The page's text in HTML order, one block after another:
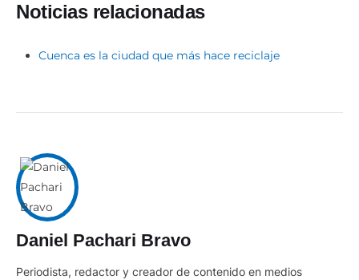
Noticias relacionadas
Cuenca es la ciudad que más hace reciclaje
Daniel Pachari Bravo
Periodista, redactor y creador de contenido en medios